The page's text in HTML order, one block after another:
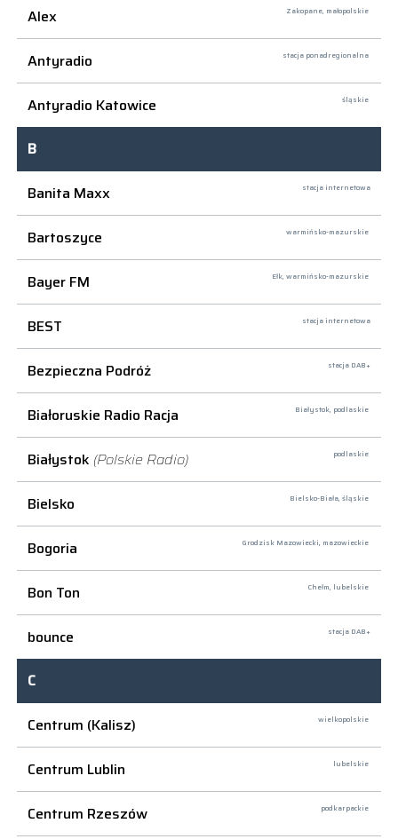
Alex Zakopane, małopolskie
Antyradio stacja ponadregionalna
Antyradio Katowice śląskie
B
Banita Maxx
stacja internetowa
Bartoszyce warmińsko-mazurskie
Bayer FM Ełk, warmińsko-mazurskie
BEST stacja internetowa
Bezpieczna Podróż stacja DAB+
Białoruskie Radio Racja Białystok, podlaskie
Białystok (Polskie Radio) podlaskie
Bielsko Bielsko-Biała, śląskie
Bogoria Grodzisk Mazowiecki, mazowieckie
Bon Ton Chełm, lubelskie
bounce stacja DAB+
C
Centrum (Kalisz)
wielkopolskie
Centrum Lublin lubelskie
Centrum Rzeszów podkarpackie